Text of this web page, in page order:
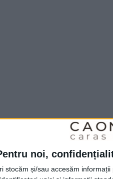
noi,
stocăm și/sau accesăm